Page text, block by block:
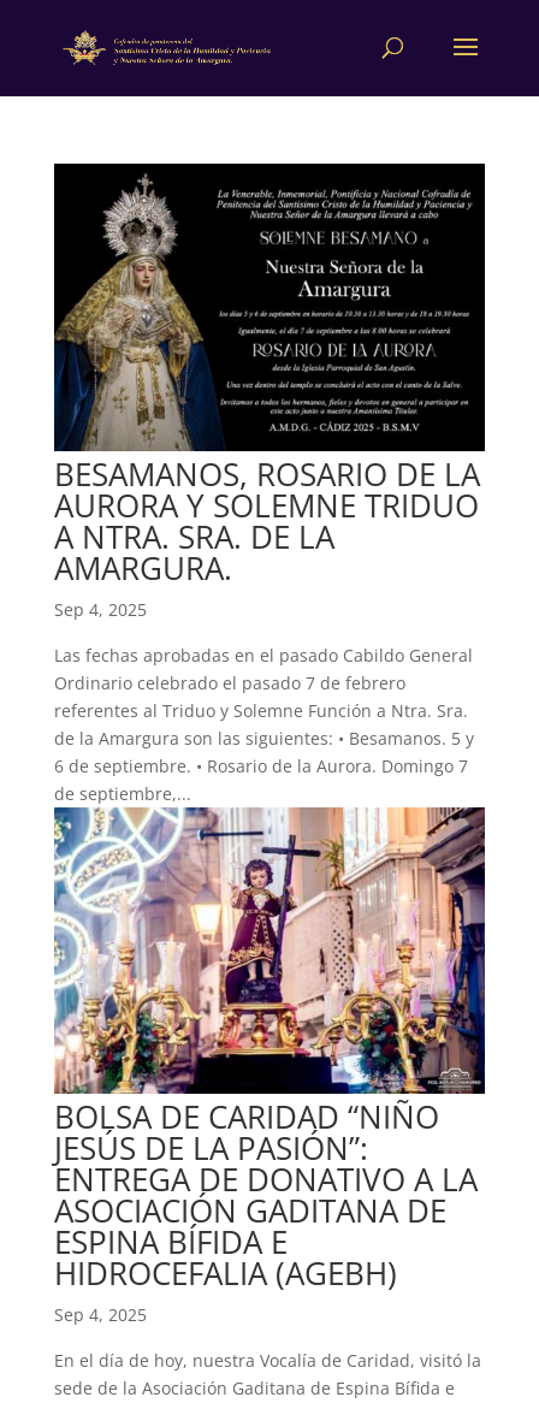
BESAMANOS, ROSARIO DE LA
AURORA Y SOLEMNE TRIDUO
A NTRA. SRA. DE LA
AMARGURA.
Sep 4, 2025
Las fechas aprobadas en el pasado Cabildo General
Ordinario celebrado el pasado 7 de febrero
referentes al Triduo y Solemne Función a Ntra. Sra.
de la Amargura son las siguientes: • Besamanos. 5 y
6 de septiembre. • Rosario de la Aurora. Domingo 7
de septiembre,...
BOLSA DE CARIDAD “NIÑO
JESÚS DE LA PASIÓN”:
ENTREGA DE DONATIVO A LA
ASOCIACIÓN GADITANA DE
ESPINA BÍFIDA E
HIDROCEFALIA (AGEBH)
Sep 4, 2025
En el día de hoy, nuestra Vocalía de Caridad, visitó la
sede de la Asociación Gaditana de Espina Bífida e